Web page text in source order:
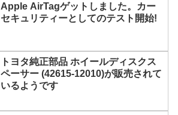
Apple AirTagゲットしました。カー
セキュリティーとしてのテスト開始!
トヨタ純正部品 ホイールディスクス
ペーサー (42615-12010)が販売されて
いるようです